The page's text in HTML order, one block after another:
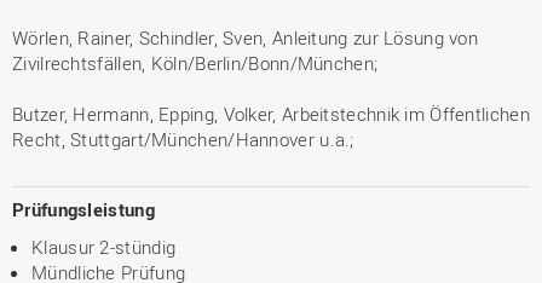
Wörlen, Rainer, Schindler, Sven, Anleitung zur Lösung von
Zivilrechtsfällen, Köln/Berlin/Bonn/München;
Butzer, Hermann, Epping, Volker, Arbeitstechnik im Öffentlichen
Recht, Stuttgart/München/Hannover u.a.;
Prüfungsleistung
Klausur 2-stündig
Mündliche Prüfung